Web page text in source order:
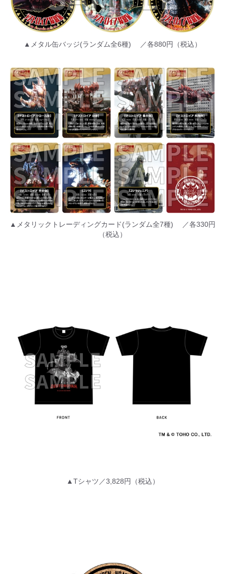
▲メタル缶バッジ(ランダム全6種) ／各880円（税込）
▲メタリックトレーディングカード(ランダム全7種) ／各330円
（税込）
▲Tシャツ／3,828円（税込）